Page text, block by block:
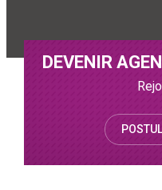
DEVENIR